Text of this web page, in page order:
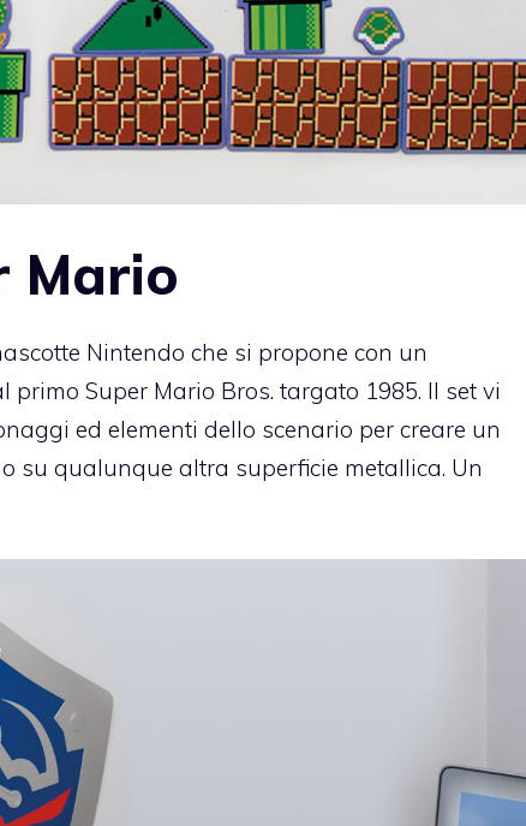
Mario
Nintendo che si propone con un
Super Mario Bros. targato 1985. Il set vi
ed elementi dello scenario per creare un
su qualunque altra superficie metallica. Un